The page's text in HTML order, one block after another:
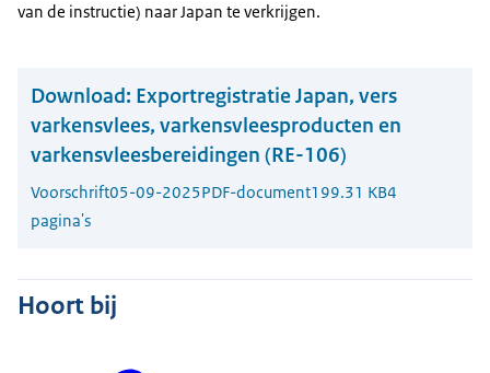
van de instructie) naar Japan te verkrijgen.
Download: Exportregistratie Japan, vers
varkensvlees, varkensvleesproducten en
varkensvleesbereidingen (RE-106)
Voorschrift05-09-2025PDF-document199.31 KB4
pagina's
Hoort bij